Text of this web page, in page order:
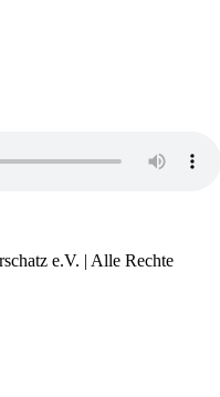
e.V. | Alle Rechte